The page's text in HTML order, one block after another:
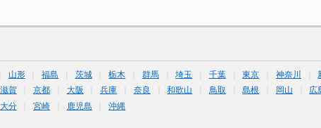
山形 福島 茨城 栃木 群馬 埼玉 千葉 東京 神奈川
滋賀 京都 大阪 兵庫 奈良 和歌山 鳥取 島根 岡山 広
大分 宮崎 鹿児島 沖縄